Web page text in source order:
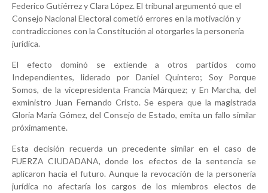
Federico Gutiérrez y Clara López. El tribunal argumentó que el
Consejo Nacional Electoral cometió errores en la motivación y
contradicciones con la Constitución al otorgarles la personería
jurídica.
El efecto dominó se extiende a otros partidos como
Independientes, liderado por Daniel Quintero; Soy Porque
Somos, de la vicepresidenta Francia Márquez; y En Marcha, del
exministro Juan Fernando Cristo. Se espera que la magistrada
Gloria María Gómez, del Consejo de Estado, emita un fallo similar
próximamente.
Esta decisión recuerda un precedente similar en el caso de
FUERZA CIUDADANA, donde los efectos de la sentencia se
aplicaron hacia el futuro. Aunque la revocación de la personería
jurídica no afectaría los cargos de los miembros electos de